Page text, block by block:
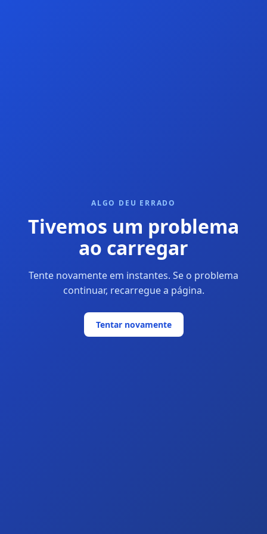
ALGO DEU ERRADO
Tivemos um problema
ao carregar
Tente novamente em instantes. Se o problema
continuar, recarregue a página.
Tentar novamente